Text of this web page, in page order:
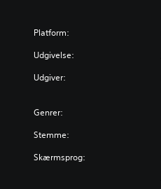
Platform:
Udgivelse:
Udgiver:
Genrer:
Stemme:
Skærmsprog: